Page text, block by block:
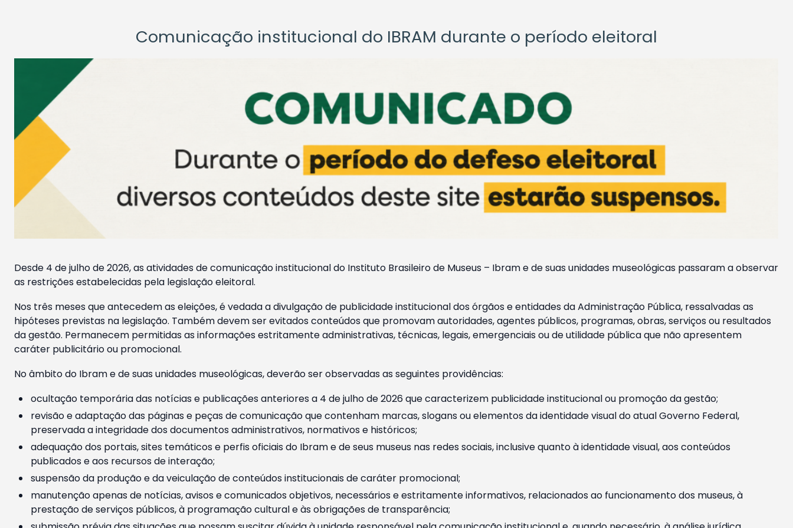
Comunicação institucional do IBRAM durante o período eleitoral
Desde 4 de julho de 2026, as atividades de comunicação institucional do Instituto Brasileiro de Museus – Ibram e de suas unidades museológicas passaram a observar
as restrições estabelecidas pela legislação eleitoral.
Nos três meses que antecedem as eleições, é vedada a divulgação de publicidade institucional dos órgãos e entidades da Administração Pública, ressalvadas as
hipóteses previstas na legislação. Também devem ser evitados conteúdos que promovam autoridades, agentes públicos, programas, obras, serviços ou resultados
da gestão. Permanecem permitidas as informações estritamente administrativas, técnicas, legais, emergenciais ou de utilidade pública que não apresentem
caráter publicitário ou promocional.
No âmbito do Ibram e de suas unidades museológicas, deverão ser observadas as seguintes providências:
ocultação temporária das notícias e publicações anteriores a 4 de julho de 2026 que caracterizem publicidade institucional ou promoção da gestão;
revisão e adaptação das páginas e peças de comunicação que contenham marcas, slogans ou elementos da identidade visual do atual Governo Federal,
preservada a integridade dos documentos administrativos, normativos e históricos;
adequação dos portais, sites temáticos e perfis oficiais do Ibram e de seus museus nas redes sociais, inclusive quanto à identidade visual, aos conteúdos
publicados e aos recursos de interação;
suspensão da produção e da veiculação de conteúdos institucionais de caráter promocional;
manutenção apenas de notícias, avisos e comunicados objetivos, necessários e estritamente informativos, relacionados ao funcionamento dos museus, à
prestação de serviços públicos, à programação cultural e às obrigações de transparência;